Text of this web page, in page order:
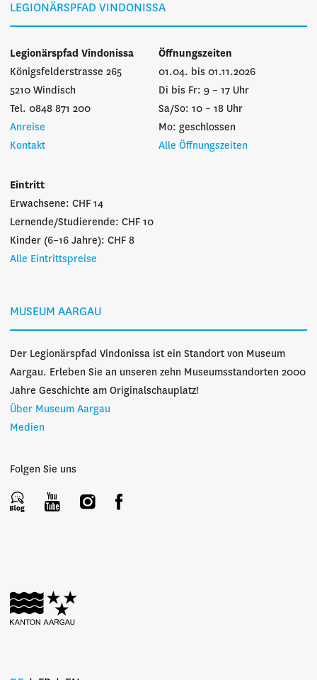
LEGIONÄRSPFAD VINDONISSA
Legionärspfad Vindonissa
Königsfelderstrasse 265
5210 Windisch
Tel. 0848 871 200
Anreise
Kontakt
Öffnungszeiten
01.04. bis 01.11.2026
Di bis Fr: 9 – 17 Uhr
Sa/So: 10 – 18 Uhr
Mo: geschlossen
Alle Öffnungszeiten
Eintritt
Erwachsene: CHF 14
Lernende/Studierende: CHF 10
Kinder (6–16 Jahre): CHF 8
Alle Eintrittspreise
MUSEUM AARGAU
Der Legionärspfad Vindonissa ist ein Standort von Museum
Aargau. Erleben Sie an unseren zehn Museumsstandorten 2000
Jahre Geschichte am Originalschauplatz!
Über Museum Aargau
Medien
Folgen Sie uns